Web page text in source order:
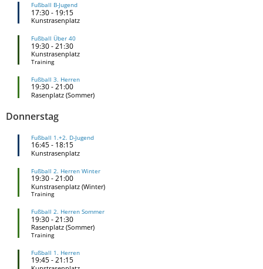
Fußball B-Jugend
17:30- 19:15
Kunstrasenplatz
Fußball Über 40
19:30-21:30
Kunstrasenplatz
Training
Fußball 3. Herren
19:30-21:00
Rasenplatz (Sommer)
Donnerstag
Fußball 1.+2. D-Jugend
16:45- 18:15
Kunstrasenplatz
Fußball 2. Herren Winter
19:30-21:00
Kunstrasenplatz (Winter)
Training
Fußball 2. Herren Sommer
19:30-21:30
Rasenplatz (Sommer)
Training
Fußball 1. Herren
19:45-21:15